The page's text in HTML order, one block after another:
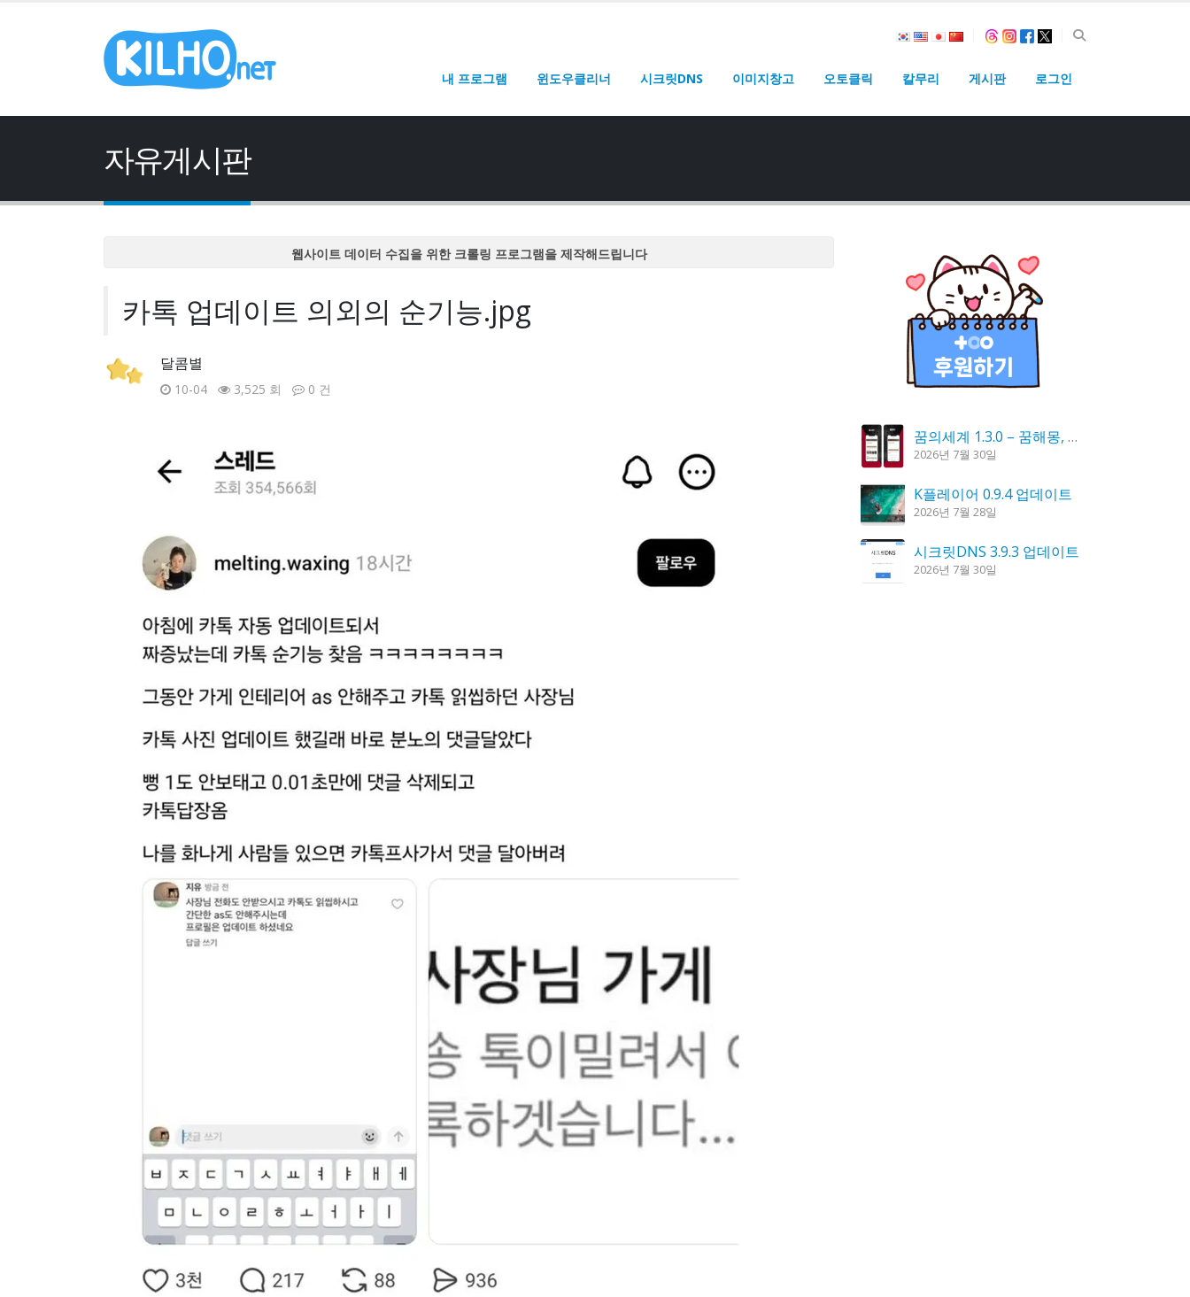
내 프로그램 윈도우클리너 시크릿DNS 이미지창고 오토클릭 칼무리 게시판 로그인
자유게시판
웹사이트 데이터 수집을 위한 크롤링 프로그램을 제작해드립니다
웹사이트 데이터 수집을 위한 크롤링 프로그램을 제작해드립니다
웹사이트 데이터 수집을 위한 크롤링 프로그램을 제작해드립니다
카톡 업데이트 의외의 순기능.jpg
달콤별
10-04 3,525 회 0 건
꿈의세계 1.3.0 – 꿈해몽, 꿈풀이
2026년 7월 30일
K플레이어 0.9.4 업데이트
2026년 7월 28일
시크릿DNS 3.9.3 업데이트
2026년 7월 30일